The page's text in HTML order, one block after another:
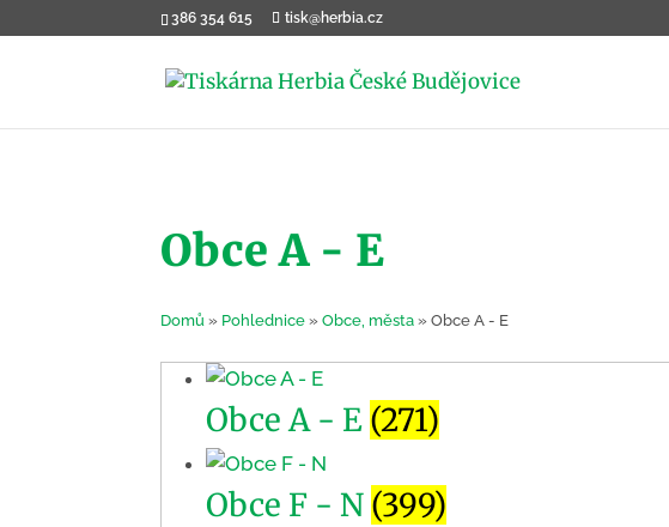
386 354 615 tisk@herbia.cz
Obce A - E
Domů » Pohlednice »Obce, města »Obce A - E
Obce A - E (271)
Obce F - N (399)